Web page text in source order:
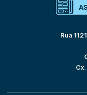
Rua